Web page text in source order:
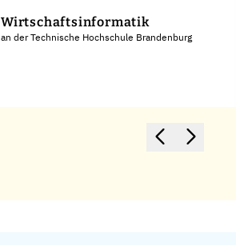
Wirtschaftsinformatik
an der Technische Hochschule Brandenburg